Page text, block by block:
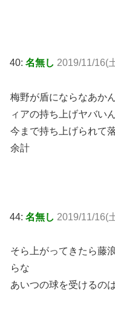
40: 名無し 2019/11/16(
梅野が盾にならなあか
ィアの持ち上げヤバい
今まで持ち上げられて
余計
44: 名無し 2019/11/16(
そら上がってきたら藤
らな
あいつの球を受けるの